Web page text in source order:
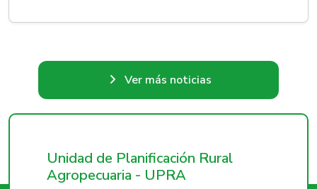
Ver más noticias
Unidad de Planificación Rural
Agropecuaria - UPRA